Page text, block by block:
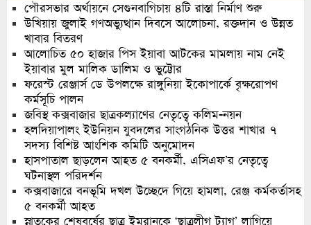
পৌরসভার অর্থায়নে সেগুনবাগিচায় ৪টি রাস্তা নির্মাণ শুরু
উখিয়ায় জুলাই গণঅভ্যুত্থান দিবসে আলোচনা, রক্তদান ও উন্নত
খাবার বিতরণ
আলোচিত ৫০ হাজার পিস ইয়াবা আটকের মামলায় নাম নেই
ইয়াবার মুল মালিক ডালিম ও ভুট্টোর
ফরেস্ট রেঞ্জার্স ডে উপলক্ষে রাঙ্গুনিয়া ইকোপার্কে বৃক্ষরোপণ
কর্মসূচি পালন
জবিস্থ কক্সবাজার ছাত্রকল্যাণের নেতৃত্বে কলিম-নয়ন
হলদিয়াপালং ইউনিয়ন যুবদলের সাংগঠনিক উত্তর শাখার ৭
সদস্য বিশিষ্ট আংশিক কমিটি অনুমোদন
হাসপাতাল ছাড়লেন আহত ৫ বনকর্মী, এসিএফ’র নেতৃত্বে
ঘটনাস্থল পরিদর্শন
কক্সবাজারে বনভূমি দখল উচ্ছেদে গিয়ে হামলা, রেঞ্জ কর্মকর্তাসহ
৫ বনকর্মী আহত
স্নাতকের শেষবর্ষের ছাত্র ইমরানকে ‘ছাত্রলীগ ট্যাগ’ লাগিয়ে